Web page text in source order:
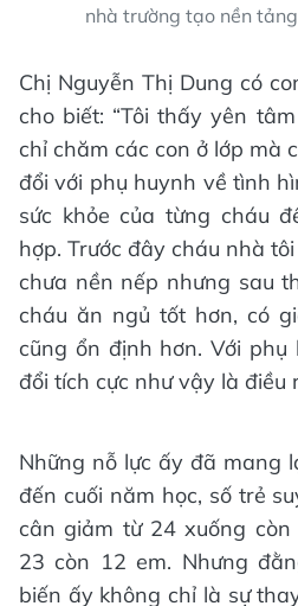
nhà trường tạo nền
Chị Nguyễn Thị Dung có
cho biết: “Tôi thấy yên
chỉ chăm các con ở lớp mà
đổi với phụ huynh về tình
sức khỏe của từng cháu
hợp. Trước đây cháu nhà
chưa nền nếp nhưng sau
cháu ăn ngủ tốt hơn, có
cũng ổn định hơn. Với
đổi tích cực như vậy là điều
Những nỗ lực ấy đã mang
đến cuối năm học, số trẻ
cân giảm từ 24 xuống
23 còn 12 em. Nhưng
biến ấy không chỉ là sự